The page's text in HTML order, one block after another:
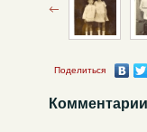
Поделиться